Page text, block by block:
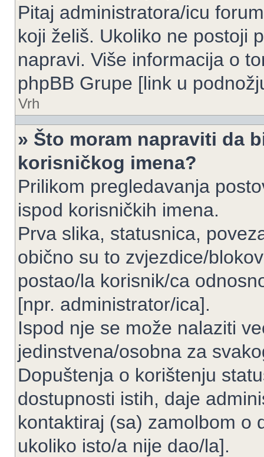
Pitaj administratora/icu
koji želiš. Ukoliko ne postoji
napravi. Više informacija o
phpBB Grupe [link u
Vrh
» Što moram napraviti da
korisničkog imena?
Prilikom pregledavanja
ispod korisničkih imena.
Prva slika, statusnica,
obično su to zvjezdice/
postao/la korisnik/ca
[npr. administrator/ica].
Ispod nje se može nalaziti
jedinstvena/osobna za
Dopuštenja o korištenju
dostupnosti istih, daje
kontaktiraj (sa) zamolbom o
ukoliko isto/a nije dao/la].